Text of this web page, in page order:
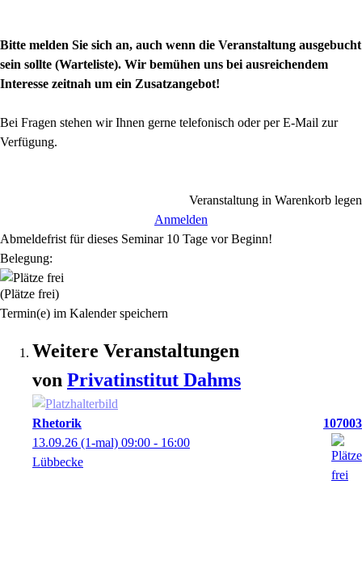
Bitte melden Sie sich an, auch wenn die Veranstaltung ausgebucht
sein sollte (Warteliste). Wir bemühen uns bei ausreichendem
Interesse zeitnah um ein Zusatzangebot!
Bei Fragen stehen wir Ihnen gerne telefonisch oder per E-Mail zur
Verfügung.
Veranstaltung in Warenkorb legen
Anmelden
Abmeldefrist für dieses Seminar 10 Tage vor Beginn!
Belegung:
(Plätze frei)
Termin(e) im Kalender speichern
Weitere Veranstaltungen
von Privatinstitut Dahms
Rhetorik
107003
13.09.26 (1-mal) 09:00 - 16:00
Lübbecke